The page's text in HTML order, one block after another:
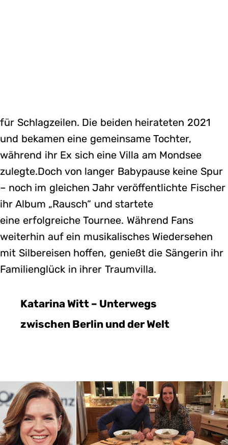
für Schlagzeilen. Die beiden heirateten 2021
und bekamen eine gemeinsame Tochter,
während ihr Ex sich eine Villa am Mondsee
zulegte.Doch von langer Babypause keine Spur
– noch im gleichen Jahr veröffentlichte Fischer
ihr Album „Rausch“ und startete
eine erfolgreiche Tournee. Während Fans
weiterhin auf ein musikalisches Wiedersehen
mit Silbereisen hoffen, genießt die Sängerin ihr
Familienglück in ihrer Traumvilla.
Katarina Witt – Unterwegs
zwischen Berlin und der Welt